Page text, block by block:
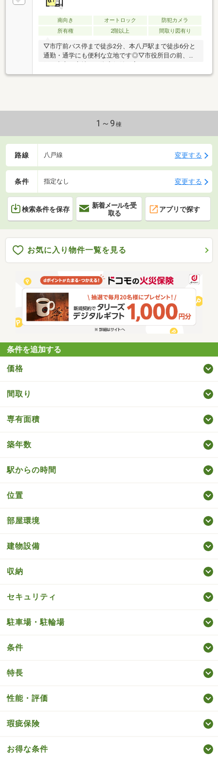
南向き オートロック
防犯カメラ
所有権
2階以上 間取り図有り
▽市庁前バス停まで徒歩2分、本八戸駅まで徒歩6分と
通勤・通学にも便利な立地です◎▽市役所目の前、八
1～9 棟
路線 八戸線 変更する
条件 指定なし 変更する
検索条件を保存
新着メールを受
取る
アプリで探す
お気に入り物件一覧を見る
条件を追加する
価格
間取り
専有面積
築年数
駅からの時間
位置
部屋環境
建物設備
収納
セキュリティ
駐車場・駐輪場
条件
特長
性能・評価
瑕疵保険
お得な条件